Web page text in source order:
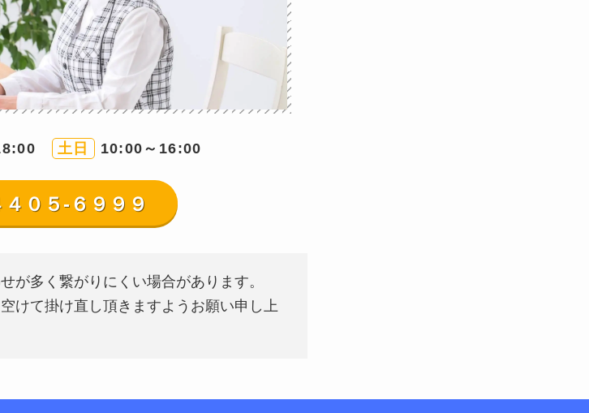
土日 10:00～16:00
４０５-６９９９
が多く繋がりにくい場合があります。
けて掛け直し頂きますようお願い申し上